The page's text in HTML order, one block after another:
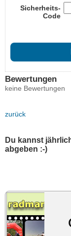
Sicherheits-
Code
Bewertungen
keine Bewertungen
zurück
Du kannst
abgeben :-)